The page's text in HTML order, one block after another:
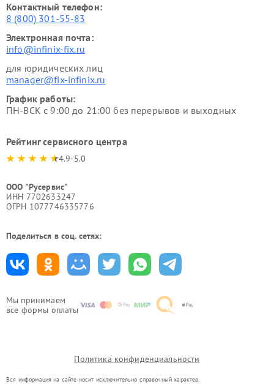
Мы принимаем
все формы оплаты
Контактный телефон:
8 (800) 301-55-83
Электронная почта:
info@infinix-fix.ru
для юридических лиц
manager@fix-infinix.ru
График работы:
ПН-ВСК с 9:00 до 21:00 без перерывов и выходных
Рейтинг сервисного центра
4.9-5.0
ООО "Русервис"
ИНН 7702633247
ОГРН 1077746335776
Поделиться в соц. сетях:
Политика конфиденциальности
Вся информация на сайте носит исключительно справочный характер.